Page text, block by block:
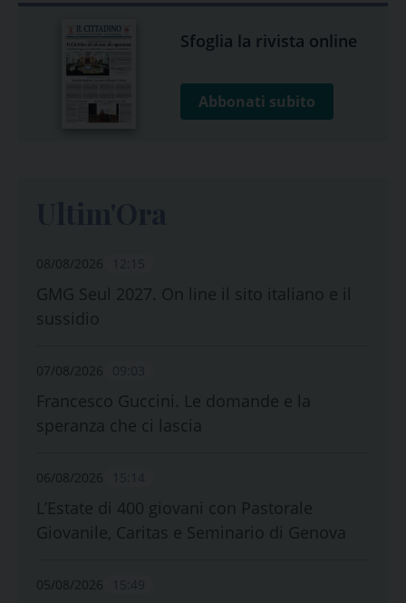
Sfoglia la rivista online
Abbonati subito
08/08/2026
GMG Seul 2027. On line il sito italiano e il
sussidio
07/08/2026
Francesco Guccini. Le domande e la
speranza che ci lascia
06/08/2026
L’Estate di 400 giovani con Pastorale
Giovanile, Caritas e Seminario di Genova
05/08/2026